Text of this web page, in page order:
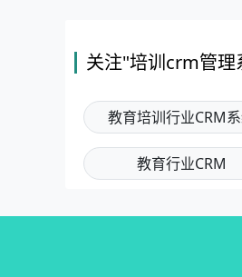
关注"培训crm管
教育培训行业CRM
教育行业CRM